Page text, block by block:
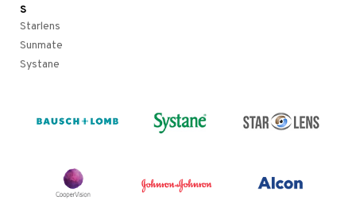
S
Starlens
Sunmate
Systane
antwoorden
department